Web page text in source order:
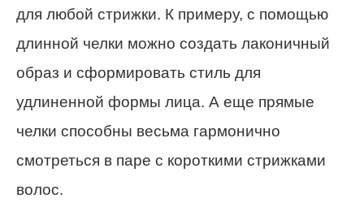
для любой стрижки. К примеру, с помощью
длинной челки можно создать лаконичный
образ и сформировать стиль для
удлиненной формы лица. А еще прямые
челки способны весьма гармонично
смотреться в паре с короткими стрижками
волос.